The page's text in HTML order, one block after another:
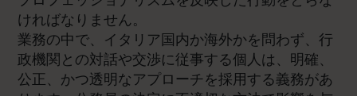
ければなりません。
業務の中で、イタリア国内か海外かを問わず、行
政機関との対話や交渉に従事する個人は、明確、
公正、かつ透明なアプローチを採用する義務があ